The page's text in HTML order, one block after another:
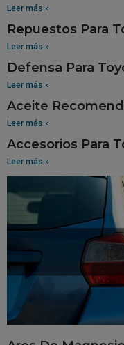
Leer más »
Repuestos Para
Leer más »
Defensa Para
Leer más »
Aceite
Leer más »
Accesorios Para
Leer más »